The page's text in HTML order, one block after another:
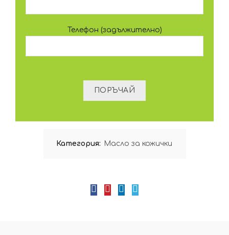
Телефон (задължително)
Категория: Масло за кожички